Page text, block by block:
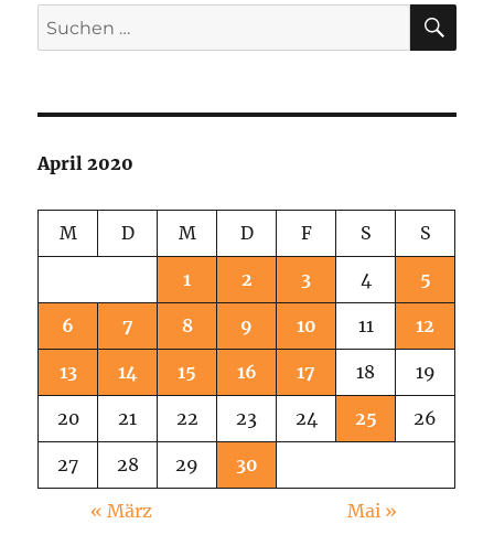
Suchen
nach:
April 2020
M D M D F S S
1 2 3 4 5
6 7 8 9 10 11 12
13 14 15 16 17 18 19
20 21 22 23 24 25 26
27 28 29 30
« März Mai »